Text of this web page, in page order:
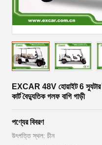
EXCAR 48V হোয়াইট 6 স্যুটার
কার্ট বৈদ্যুতিক গলফ বাগি গাড়ী
পণ্যের বিবরণ
উৎপত্তি স্থল: চীন